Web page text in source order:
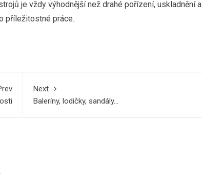
je vždy výhodnější než drahé pořízení, uskladnění a
příležitostné práce.
Next
Baleríny, lodičky, sandály…